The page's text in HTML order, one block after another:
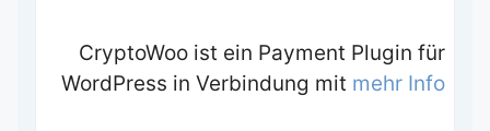
CryptoWoo ist ein Payment Plugin für
WordPress in Verbindung mit mehr Info